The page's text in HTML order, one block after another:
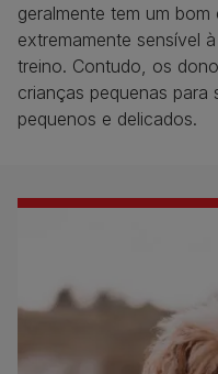
geralmente tem um bom
extremamente sensível
treino. Contudo, os
crianças pequenas para
pequenos e delicados.